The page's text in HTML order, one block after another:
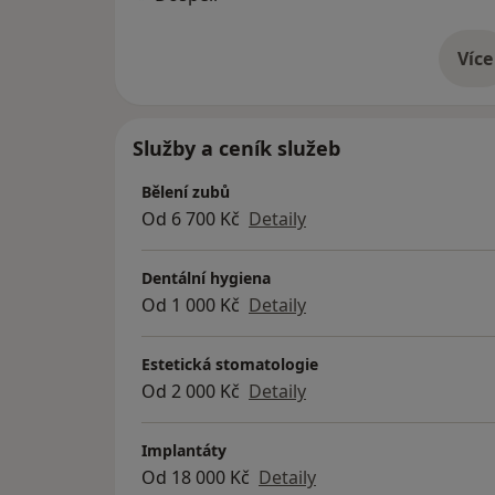
Více
o
Služby a ceník služeb
Bělení zubů
Od 6 700 Kč Detaily
Dentální hygiena
Od 1 000 Kč Detaily
Estetická stomatologie
Od 2 000 Kč Detaily
Implantáty
Od 18 000 Kč Detaily